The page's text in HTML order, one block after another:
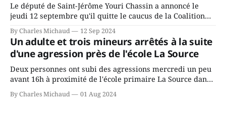
Le député de Saint-Jérôme Youri Chassin a annoncé le
jeudi 12 septembre qu'il quitte le caucus de la Coalition
Avenir Québec de François Legault parce qu'il est déçu du
gouvernement de la CAQ, surtout de son incapacité, qu'il
juge chronique, à offrir des
By Charles Michaud 12 Sep 2024
Un adulte et trois mineurs arrêtés à la suite
d'une agression près de l'école La Source
Deux personnes ont subi des agressions mercredi un peu
avant 16h à proximité de l'école primaire La Source dans
le secteur Bellefeuille de Saint-Jérôme. L'une de deux
victimes aurait été écrasée sous un véhicule et aspergée
By Charles Michaud 01 Aug 2024